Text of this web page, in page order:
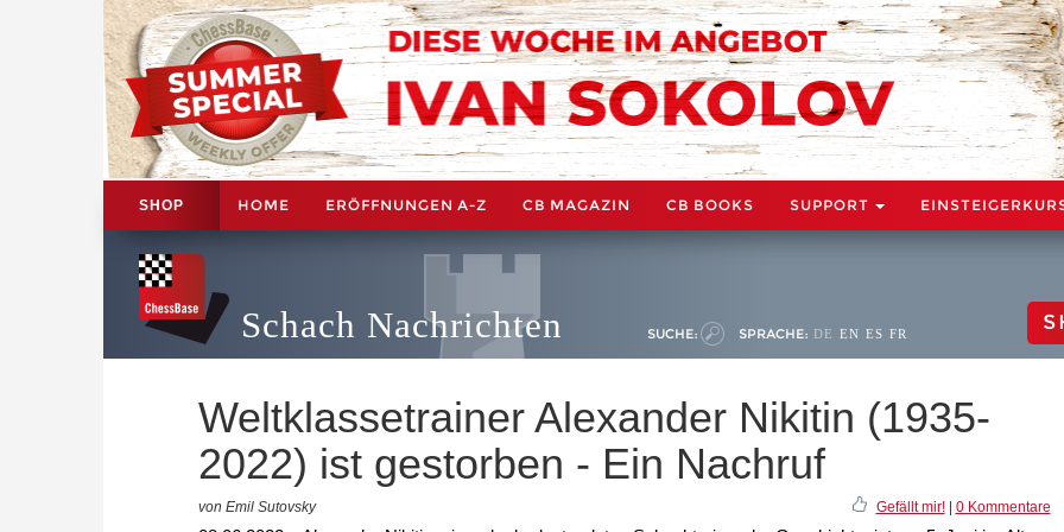
SHOP HOME ERÖFFNUNGEN A-Z CB MAGAZIN CB BOOKS SUPPORT
Schach Nachrichten SUCHE: SPRACHE: DE EN ES FR
Weltklassetrainer Alexander Nikitin (1935-
2022) ist gestorben - Ein Nachruf
von Emil Sutovsky Gefällt mir!| 0 Kommentare